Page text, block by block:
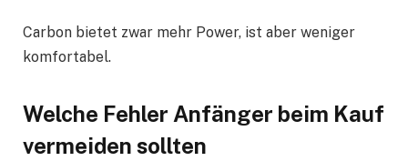
Carbon bietet zwar mehr Power, ist aber weniger
komfortabel.
Welche Fehler Anfänger beim Kauf
vermeiden sollten